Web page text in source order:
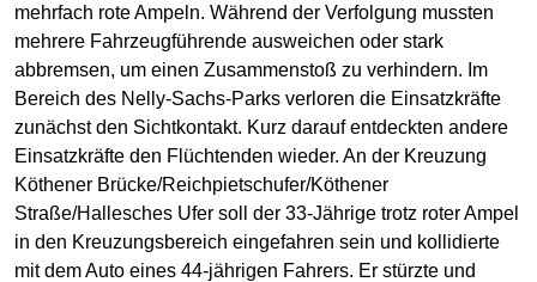
mehrfach rote Ampeln. Während der Verfolgung mussten
mehrere Fahrzeugführende ausweichen oder stark
abbremsen, um einen Zusammenstoß zu verhindern. Im
Bereich des Nelly-Sachs-Parks verloren die Einsatzkräfte
zunächst den Sichtkontakt. Kurz darauf entdeckten andere
Einsatzkräfte den Flüchtenden wieder. An der Kreuzung
Köthener Brücke/Reichpietschufer/Köthener
Straße/Hallesches Ufer soll der 33-Jährige trotz roter Ampel
in den Kreuzungsbereich eingefahren sein und kollidierte
mit dem Auto eines 44-jährigen Fahrers. Er stürzte und